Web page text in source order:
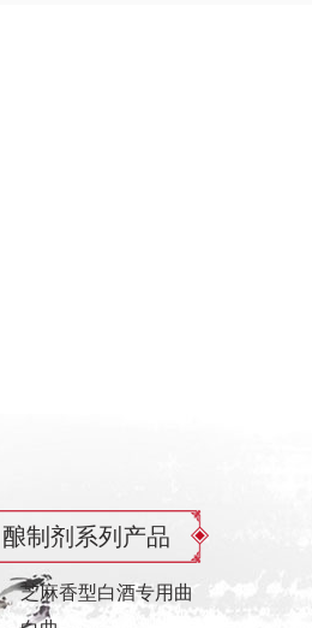
酿制剂系列产品
芝麻香型白酒专用曲